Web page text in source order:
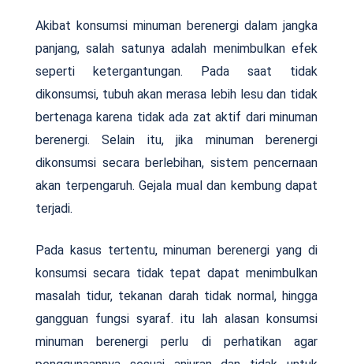
Akibat konsumsi minuman berenergi dalam jangka
panjang, salah satunya adalah menimbulkan efek
seperti ketergantungan. Pada saat tidak
dikonsumsi, tubuh akan merasa lebih lesu dan tidak
bertenaga karena tidak ada zat aktif dari minuman
berenergi. Selain itu, jika minuman berenergi
dikonsumsi secara berlebihan, sistem pencernaan
akan terpengaruh. Gejala mual dan kembung dapat
terjadi.
Pada kasus tertentu, minuman berenergi yang di
konsumsi secara tidak tepat dapat menimbulkan
masalah tidur, tekanan darah tidak normal, hingga
gangguan fungsi syaraf. itu lah alasan konsumsi
minuman berenergi perlu di perhatikan agar